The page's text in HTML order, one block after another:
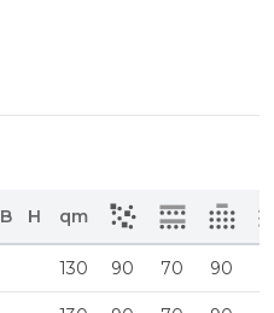
B H qm
130 90 70 90